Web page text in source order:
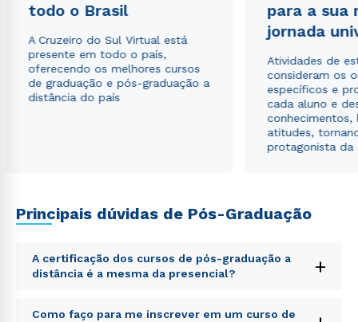
todo o Brasil
A Cruzeiro do Sul Virtual está
presente em todo o país,
oferecendo os melhores cursos
de graduação e pós-graduação a
distância do país
para a sua
jornada
Atividades de
consideram os
específicos e
cada aluno e
conhecimentos,
atitudes,
protagonista da
Principais dúvidas de Pós-Graduação
A certificação dos cursos de pós-graduação a
distância é a mesma da presencial?
+
Sed ut perspiciatis unde omnis iste natus error sit
Como faço para me inscrever em um curso de